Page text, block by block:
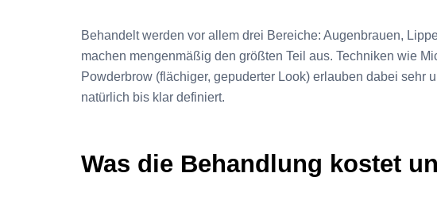
Behandelt werden vor allem drei Bereiche: Augenbrauen,
machen mengenmäßig den größten Teil aus. Techniken wie
Powderbrow (flächiger, gepuderter Look) erlauben dabei sehr
natürlich bis klar definiert.
Was die Behandlung kostet